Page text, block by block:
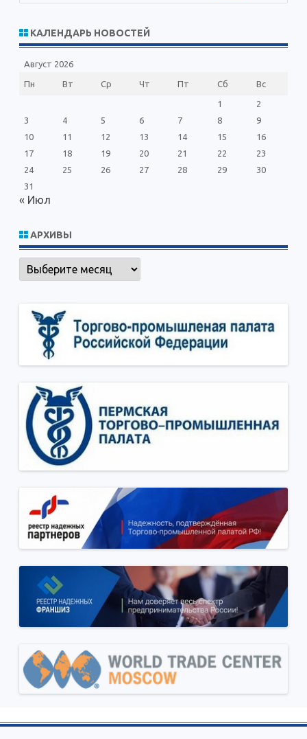
с
к
КАЛЕНДАРЬ НОВОСТЕЙ
Август 2026
Пн Вт Ср Чт Пт Сб Вс
1
2
3
4 5 6 7 8
9
10
11 12 13 14 15
16
17
18 19 20 21 22
23
24
25 26 27 28 29
30
31
« Июл
АРХИВЫ
Архивы